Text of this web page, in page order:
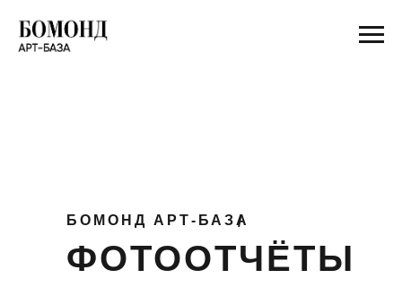
ФОТООТЧЁТЫ
БОМОНД АРТ-БАЗА
/